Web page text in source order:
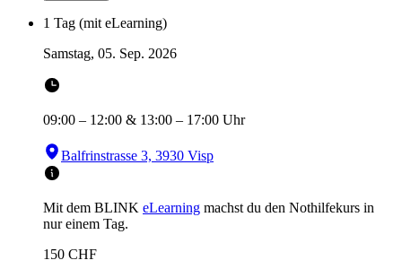
1 Tag (mit eLearning)
Samstag, 05. Sep. 2026
09:00 – 12:00 & 13:00 – 17:00 Uhr
Balfrinstrasse 3, 3930 Visp
Mit dem BLINK eLearning machst du den Nothilfekurs in
nur einem Tag.
150 CHF